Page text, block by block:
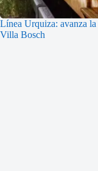
Línea Urquiza: avanza
Villa Bosch